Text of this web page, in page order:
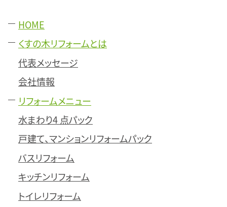
HOME
くすの木リフォームとは
代表メッセージ
会社情報
リフォームメニュー
水まわり4 点パック
戸建て、マンションリフォームパック
バスリフォーム
キッチンリフォーム
トイレリフォーム